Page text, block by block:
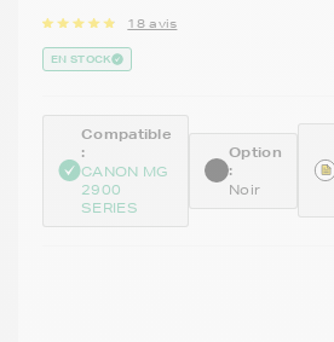
18 avis
EN STOCK
Compatible
:
CANON MG
2900
SERIES
Option
:
Noir